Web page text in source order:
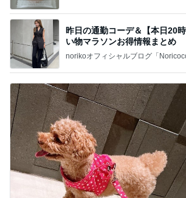
昨日の通勤コーデ＆【本日20
い物マラソンお得情報まとめ
norikoオフィシャルブログ「Noricoco